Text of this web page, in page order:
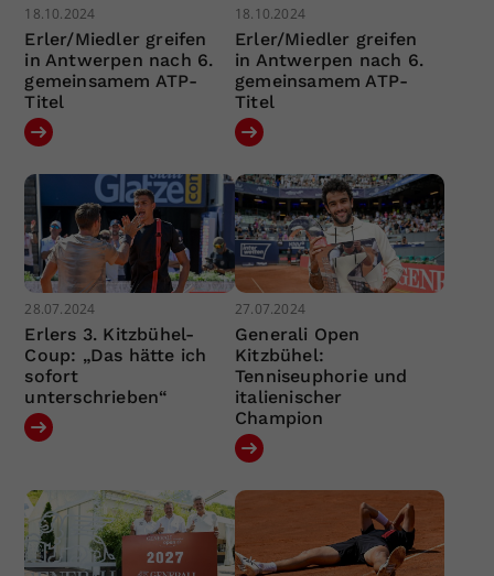
18.10.2024
Erler/Miedler greifen
in Antwerpen nach 6.
gemeinsamem ATP-
Titel
18.10.2024
Erler/Miedler greifen
in Antwerpen nach 6.
gemeinsamem ATP-
Titel
28.07.2024
Erlers 3. Kitzbühel-
Coup: „Das hätte ich
sofort
unterschrieben“
27.07.2024
Generali Open
Kitzbühel:
Tenniseuphorie und
italienischer
Champion